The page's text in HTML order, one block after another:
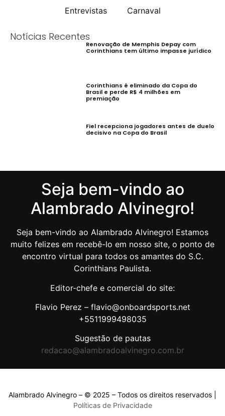
Entrevistas Carnaval
Notícias Recentes
Renovação de Memphis Depay com
Corinthians tem último impasse jurídico
Corinthians é eliminado da Copa do
Brasil e perde R$ 4 milhões em
premiação
Fiel recepciona jogadores antes de duelo
decisivo na Copa do Brasil
Seja bem-vindo ao
Alambrado Alvinegro!
Seja bem-vindo ao Alambrado Alvinegro! Estamos
muito felizes em recebê-lo em nosso site, o ponto de
encontro virtual para todos os amantes do S.C.
Corinthians Paulista.
Editor-chefe e comercial do site:
Flavio Perez – flavio@onboardsports.net
+5511999498035
Sugestão de pautas
redacao@alambradoalvinegro.com.br
Alambrado Alvinegro – © 2025 – Todos os direitos reservados |
Políticas de Privacidade